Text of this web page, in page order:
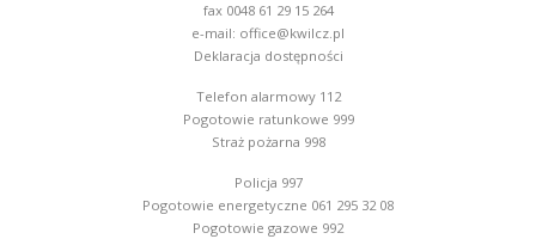
fax 0048 61 29 15 264
e-mail: office@kwilcz.pl
Deklaracja dostępności
Telefon alarmowy 112
Pogotowie ratunkowe 999
Straż pożarna 998
Policja 997
Pogotowie energetyczne 061 295 32 08
Pogotowie gazowe 992